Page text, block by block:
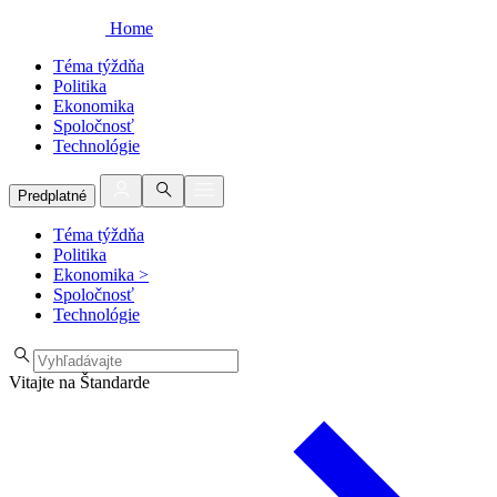
Home
Téma týždňa
Politika
Ekonomika
Spoločnosť
Technológie
Predplatné
Téma týždňa
Politika
Ekonomika >
Spoločnosť
Technológie
Vitajte na Štandarde